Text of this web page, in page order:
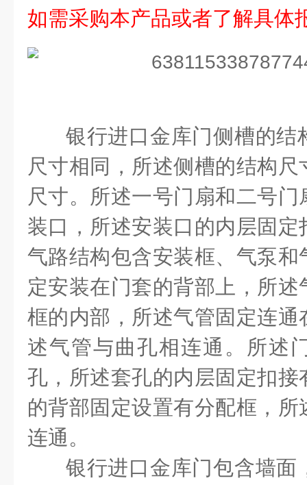
如需采购本产品或者了解具
银行进口金库门侧槽的结
尺寸相同，所述侧槽的结构
尺寸。所述一号门扇和二号
装口，所述安装口的内层固
气路结构包含安装框、气泵
定安装在门套的背部上，所
框的内部，所述气管固定连
述气管与曲孔相连通。所述
孔，所述套孔的内层固定扣
的背部固定设置有分配框，
连通。
银行进口金库门包含墙面